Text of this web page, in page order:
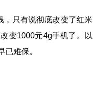
，只有说彻底改变了红米
变1000元4g手机了。以
难保。